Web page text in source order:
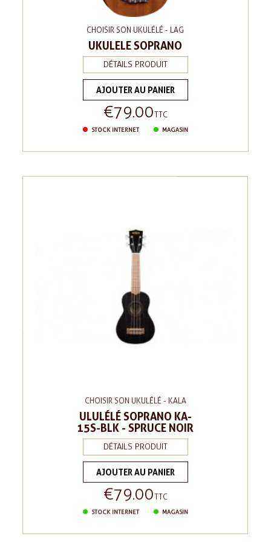
CHOISIR SON UKULÉLÉ - LAG
UKULELE SOPRANO
DÉTAILS PRODUIT
AJOUTER AU PANIER
Price
€79.00TTC
STOCK INTERNET MAGASIN
CHOISIR SON UKULÉLÉ - KALA
ULULÉLÉ SOPRANO KA-
15S-BLK - SPRUCE NOIR
DÉTAILS PRODUIT
AJOUTER AU PANIER
Price
€79.00TTC
STOCK INTERNET MAGASIN